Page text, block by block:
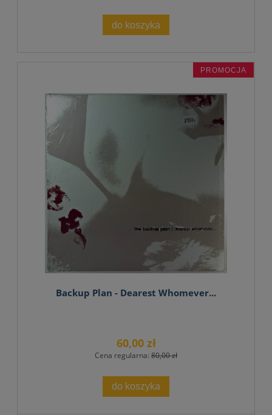
do koszyka
Backup Plan - Dearest Whomever...
60,00 zł
Cena regularna: 80,00 zł
do koszyka
PROMOCJA